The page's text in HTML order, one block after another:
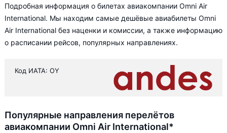
Подробная информация о билетах авиакомпании Omni Air
International. Мы находим самые дешёвые авиабилеты Omni
Air International без наценки и комиссии, а также информацию
о расписании рейсов, популярных направлениях.
Код ИАТА: OY
Популярные направления перелётов
авиакомпании Omni Air International*